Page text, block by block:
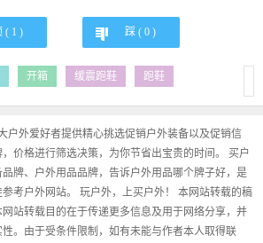
( 1 ) 踩 ( 0)
开箱 缓震跑鞋 跑鞋
户外爱好者提供精心挑选促销户外装备以及促销信
价格进行筛选决策，为你节省出宝贵的时间。 买户
牌、户外用品品牌，告诉户外用品哪个牌子好，是
考户外网站。 玩户外，上买户外！ 本网站转载的稿
站转载目的在于传递更多信息及用于网络分享，并
。由于受条件限制，如有未能与作者本人取得联